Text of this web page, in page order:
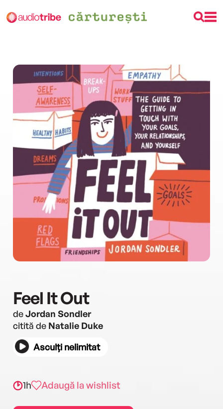
Feel It Out
deJordan Sondler
citită de Natalie Duke
Asculți nelimitat
1h Adaugă la wishlist